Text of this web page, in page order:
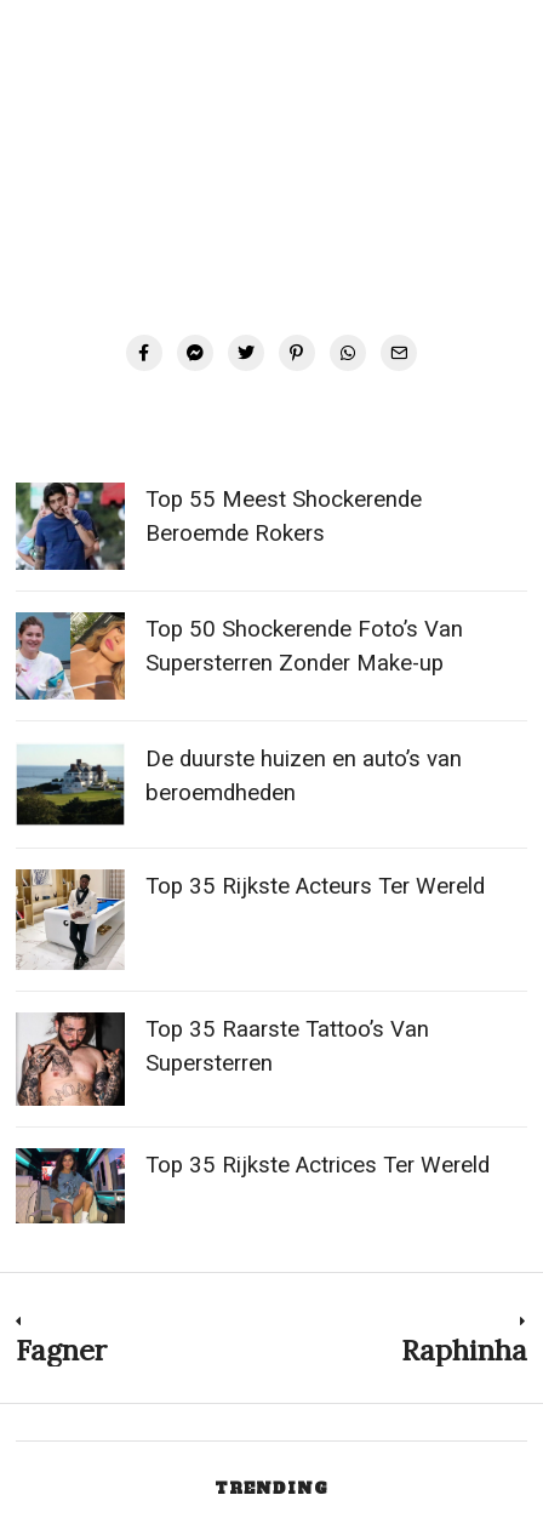
Top 55 Meest Shockerende
Beroemde Rokers
Top 50 Shockerende Foto’s Van
Supersterren Zonder Make-up
De duurste huizen en auto’s van
beroemdheden
Top 35 Rijkste Acteurs Ter Wereld
Top 35 Raarste Tattoo’s Van
Supersterren
Top 35 Rijkste Actrices Ter Wereld
Post
navigation
Previous
Fagner Raphinha
TRENDING